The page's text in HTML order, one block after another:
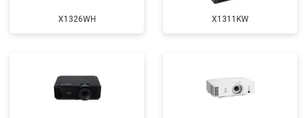
X1326WH X1311KW